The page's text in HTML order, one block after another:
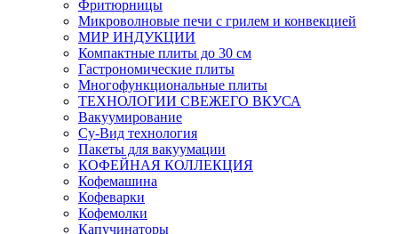
Фритюрницы
Микроволновые печи с грилем и конвекцией
МИР ИНДУКЦИИ
Компактные плиты до 30 см
Гастрономические плиты
Многофункциональные плиты
ТЕХНОЛОГИИ СВЕЖЕГО ВКУСА
Вакуумирование
Су-Вид технология
Пакеты для вакуумации
КОФЕЙНАЯ КОЛЛЕКЦИЯ
Кофемашина
Кофеварки
Кофемолки
Капучинаторы